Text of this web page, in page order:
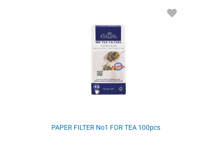
PAPER FILTER Νο1 FOR TEA 100pcs
ADD